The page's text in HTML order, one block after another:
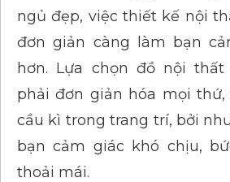
ngủ đẹp, việc thiết kế nội
đơn giản càng làm bạn
hơn. Lựa chọn đồ nội thất
phải đơn giản hóa mọi
cầu kì trong trang trí, bởi
bạn cảm giác khó chịu,
thoải mái.